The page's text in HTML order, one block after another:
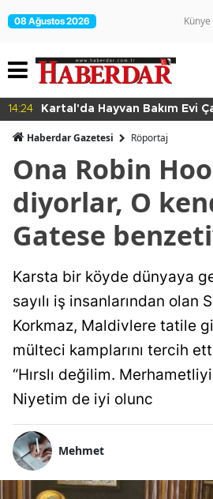
08 Ağustos 2026 Künye
Kartal'da Hayvan Bakım Evi
Haberdar Gazetesi Röportaj
Ona Robin
diyorlar, O
Gatese
Karsta bir köyde dünyaya
sayılı iş insanlarından olan
Korkmaz, Maldivlere tatile
mülteci kamplarını tercih
“Hırslı değilim.
Niyetim de iyi olunc
Mehmet